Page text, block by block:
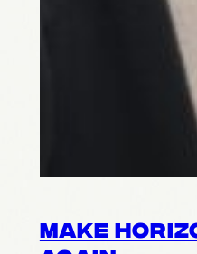
MAKE